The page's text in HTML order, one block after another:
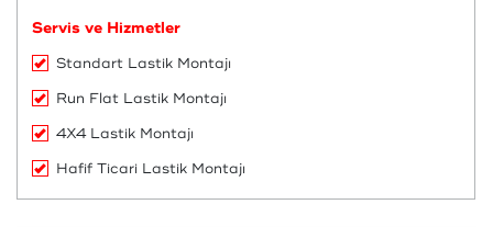
Servis ve Hizmetler
Standart Lastik Montajı
Run Flat Lastik Montajı
4X4 Lastik Montajı
Hafif Ticari Lastik Montajı